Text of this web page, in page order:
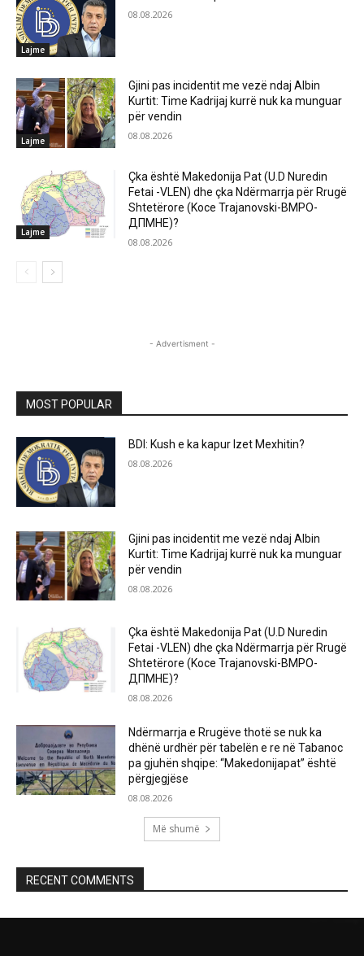
Lajme
08.08.2026
Lajme
Gjini pas incidentit me vezë ndaj Albin
Kurtit: Time Kadrijaj kurrë nuk ka munguar
për vendin
08.08.2026
Lajme
Çka është Makedonija Pat (U.D Nuredin
Fetai -VLEN) dhe çka Ndërmarrja për Rrugë
Shtetërore (Koce Trajanovski-ВМРО-
ДПМНЕ)?
08.08.2026
- Advertisment -
MOST POPULAR
BDI: Kush e ka kapur Izet Mexhitin?
08.08.2026
Gjini pas incidentit me vezë ndaj Albin
Kurtit: Time Kadrijaj kurrë nuk ka munguar
për vendin
08.08.2026
Çka është Makedonija Pat (U.D Nuredin
Fetai -VLEN) dhe çka Ndërmarrja për Rrugë
Shtetërore (Koce Trajanovski-ВМРО-
ДПМНЕ)?
08.08.2026
Ndërmarrja e Rrugëve thotë se nuk ka
dhënë urdhër për tabelën e re në Tabanoc
pa gjuhën shqipe: “Makedonijapat” është
përgjegjëse
08.08.2026
Më shumë
RECENT COMMENTS